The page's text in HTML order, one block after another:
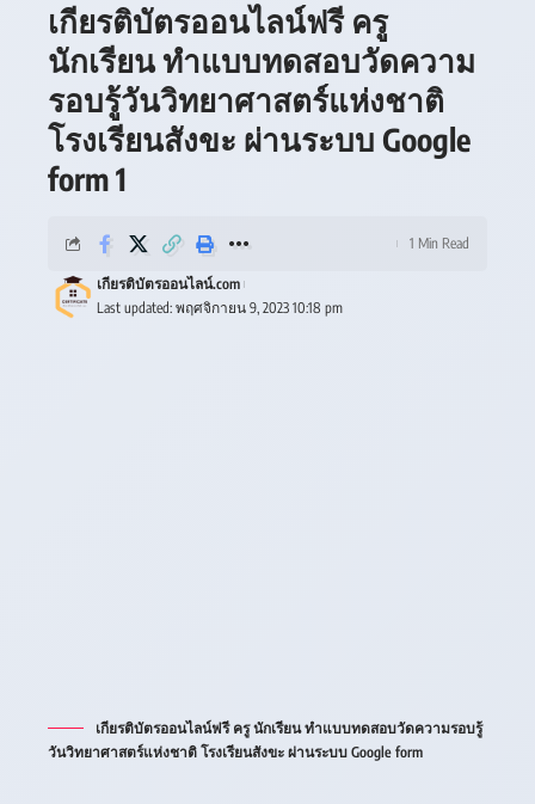
เกียรติบัตรออนไลน์ฟรี ครู
นักเรียน ทำแบบทดสอบวัดความ
รอบรู้วันวิทยาศาสตร์แห่งชาติ
โรงเรียนสังขะ ผ่านระบบ Google
form 1
Last updated: พฤศจิกายน 9, 2023 10:18 pm
เกียรติบัตรออนไลน์.com
1 Min Read
เกียรติบัตรออนไลน์ฟรี ครู นักเรียน ทำแบบทดสอบวัดความรอบรู้
วันวิทยาศาสตร์แห่งชาติ โรงเรียนสังขะ ผ่านระบบ Google form